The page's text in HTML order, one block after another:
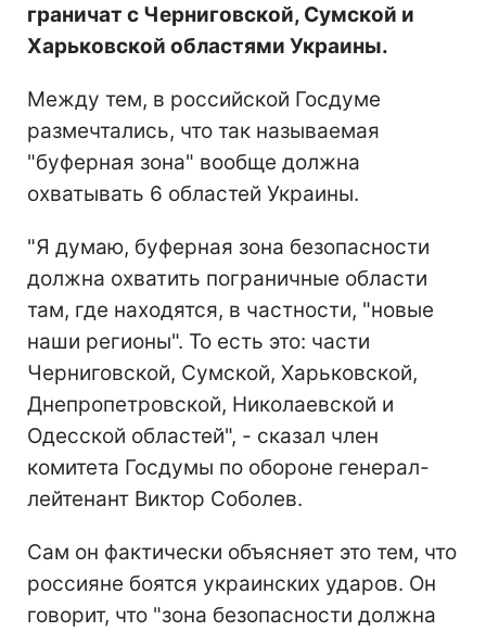
граничат с Черниговской, Сумской и
Харьковской областями Украины.
Между тем, в российской Госдуме
размечтались, что так называемая
"буферная зона" вообще должна
охватывать 6 областей Украины.
"Я думаю, буферная зона безопасности
должна охватить пограничные области
там, где находятся, в частности, "новые
наши регионы". То есть это: части
Черниговской, Сумской, Харьковской,
Днепропетровской, Николаевской и
Одесской областей", - сказал член
комитета Госдумы по обороне генерал-
лейтенант Виктор Соболев.
Сам он фактически объясняет это тем, что
россияне боятся украинских ударов. Он
говорит, что "зона безопасности должна